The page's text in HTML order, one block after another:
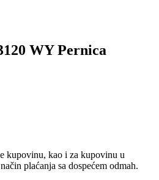
WY Pernica
kupovinu, kao i za kupovinu u
plaćanja sa dospećem odmah.